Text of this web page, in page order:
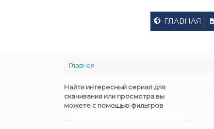
ГЛАВНАЯ
Главная
Найти интересный сериал для
скачивания или просмотра вы
можете с помощью фильтров